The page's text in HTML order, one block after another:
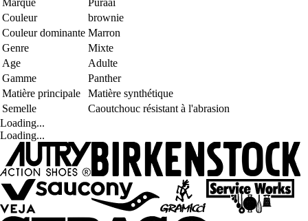
Marque
Puraai
Couleur
brownie
Couleur dominante Marron
Genre
Mixte
Age
Adulte
Gamme
Panther
Matière principale
Matière synthétique
Semelle
Caoutchouc résistant à l'abrasion
Loading...
Loading...